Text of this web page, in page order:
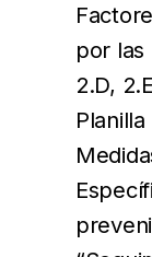
por las
2.D,